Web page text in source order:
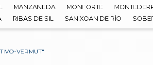
MANZANEDA MONFORTE
RIBAS DE SIL SAN XOAN DE RÍO
VERMUT"